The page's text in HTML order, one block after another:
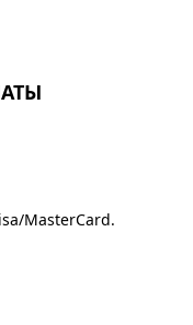
MasterCard.